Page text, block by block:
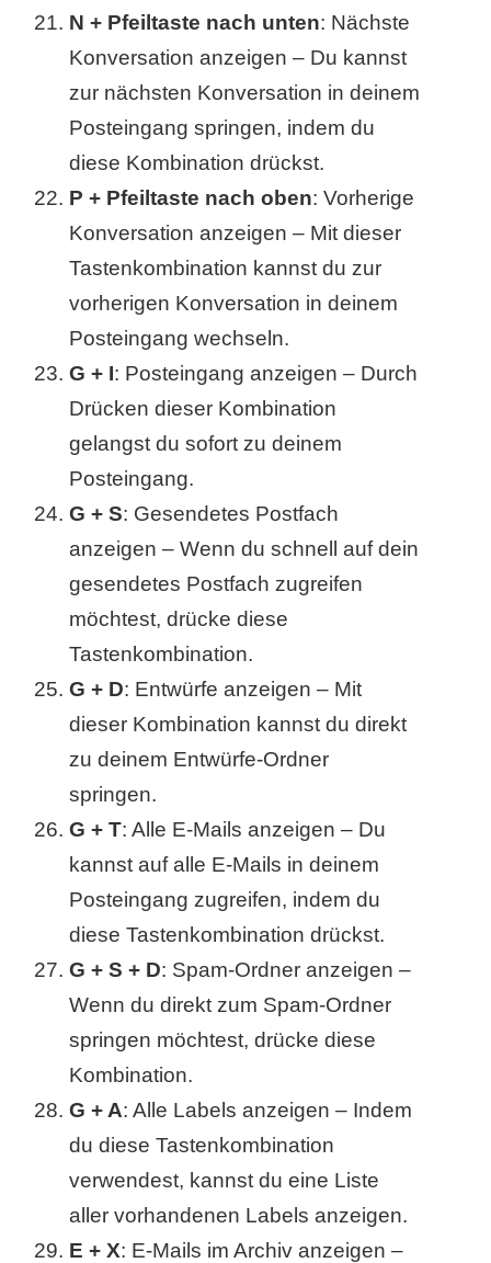
N + Pfeiltaste nach unten: Nächste
Konversation anzeigen – Du kannst
zur nächsten Konversation in deinem
Posteingang springen, indem du
diese Kombination drückst.
P + Pfeiltaste nach oben: Vorherige
Konversation anzeigen – Mit dieser
Tastenkombination kannst du zur
vorherigen Konversation in deinem
Posteingang wechseln.
G + I: Posteingang anzeigen – Durch
Drücken dieser Kombination
gelangst du sofort zu deinem
Posteingang.
G + S: Gesendetes Postfach
anzeigen – Wenn du schnell auf dein
gesendetes Postfach zugreifen
möchtest, drücke diese
Tastenkombination.
G + D: Entwürfe anzeigen – Mit
dieser Kombination kannst du direkt
zu deinem Entwürfe-Ordner
springen.
G + T: Alle E-Mails anzeigen – Du
kannst auf alle E-Mails in deinem
Posteingang zugreifen, indem du
diese Tastenkombination drückst.
G + S + D: Spam-Ordner anzeigen –
Wenn du direkt zum Spam-Ordner
springen möchtest, drücke diese
Kombination.
G + A: Alle Labels anzeigen – Indem
du diese Tastenkombination
verwendest, kannst du eine Liste
aller vorhandenen Labels anzeigen.
E + X: E-Mails im Archiv anzeigen –